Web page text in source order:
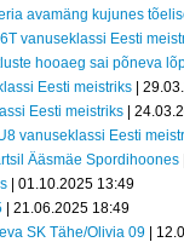
avamäng kujunes
vanuseklassi Eesti
hooaeg sai põneva
Eesti meistriks |
Eesti meistriks |
vanuseklassi Eesti
Ääsmäe Spordihoones
| 01.10.2025 13:49
| 21.06.2025 18:49
SK Tähe/Olivia 09 |